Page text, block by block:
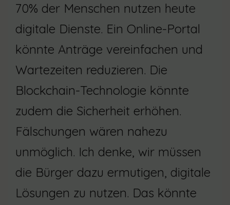
70% der Menschen nutzen heute
digitale Dienste. Ein Online-Portal
könnte Anträge vereinfachen und
Wartezeiten reduzieren. Die
Blockchain-Technologie könnte
zudem die Sicherheit erhöhen.
Fälschungen wären nahezu
unmöglich. Ich denke, wir müssen
die Bürger dazu ermutigen, digitale
Lösungen zu nutzen. Das könnte